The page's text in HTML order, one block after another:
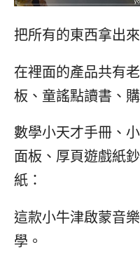
把所有的東西拿出
在裡面的產品共有
板、童謠點讀書、
數學小天才手冊、
面板、厚頁遊戲紙
紙：
這款小牛津啟蒙音
學。